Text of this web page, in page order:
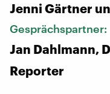
Jenni Gärtner
Gesprächspartner:
Jan Dahlmann,
Reporter